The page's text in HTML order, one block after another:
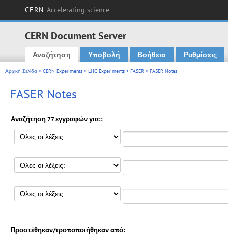
CERN Accelerating science
CERN Document Server
Main menu
Αναζήτηση Υποβολή Βοήθεια Ρυθμίσεις
Αρχική Σελίδα > CERN Experiments > LHC Experiments > FASER > FASER Notes
FASER Notes
Αναζήτηση 77 εγγραφών για::
Προστέθηκαν/τροποποιήθηκαν από: